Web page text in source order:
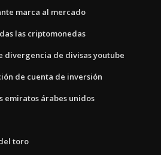
marca al mercado
las criptomonedas
divergencia de divisas youtube
de cuenta de inversión
emiratos árabes unidos
toro